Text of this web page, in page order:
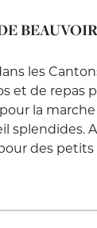
BEAUVOIR
les
et de repas
la
splendides.
des petits